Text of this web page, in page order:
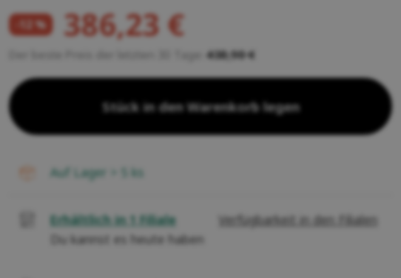
-12 % 386,23 €
438,90 €
Stück in den Warenkorb legen
auf Lager > 5 ks
Erhältlich in 1 Filiale
Du kannst es heute haben
Verfügbarkeit in den Filialen